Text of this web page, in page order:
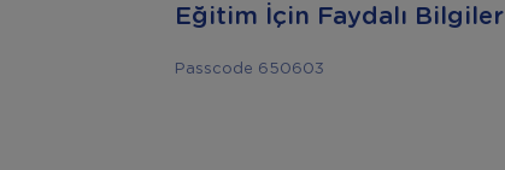
Eğitim İçin Faydalı Bilgiler
Passcode 650603